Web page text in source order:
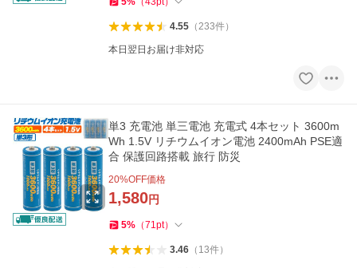
4.55（233件）
本日翌日お届け非対応
単3 充電池 単三電池 充電式 4本セット 3600m
Wh 1.5V リチウムイオン電池 2400mAh PSE適
合 保護回路搭載 旅行 防災
20%OFF価格
1,580円
5% （71pt）
3.46（ 13件）